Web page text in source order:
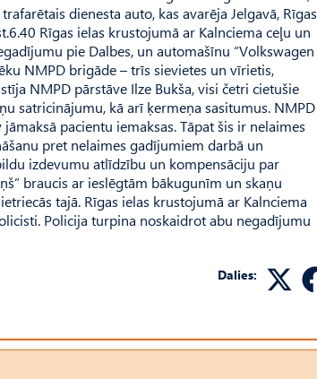
dienesta auto, kas avarēja Jelgavā, Rīgas
Rīgas ielas krustojumā ar Kalnciema ceļu un
pie Dalbes, un automašīnu “Volkswagen
NMPD brigāde – trīs sievietes un vīrietis,
NMPD pārstāve Ilze Bukša, visi četri cietušie
satricinājumu, kā arī ķermeņa sasitumus. NMPD
pacientu iemaksas. Tāpat šis ir nelaimes
pret nelaimes gadījumiem darbā un
izdevumu atlīdzību un kompensāciju par
braucis ar ieslēgtām bākugunīm un skaņu
tajā. Rīgas ielas krustojumā ar Kalnciema
Policija turpina noskaidrot abu negadījumu
Dalies: